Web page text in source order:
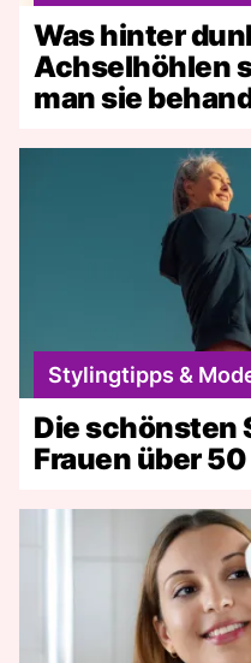
Was hinter
Achselhöhlen
man sie
Stylingtipps &
Die
Frauen über 50